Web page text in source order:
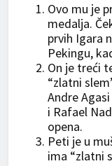
Ovo mu je
medalja.
prvih Igara
Pekingu,
On je treći
“zlatni
Andre
i Rafael
opena.
Peti je u
ima “zlatni